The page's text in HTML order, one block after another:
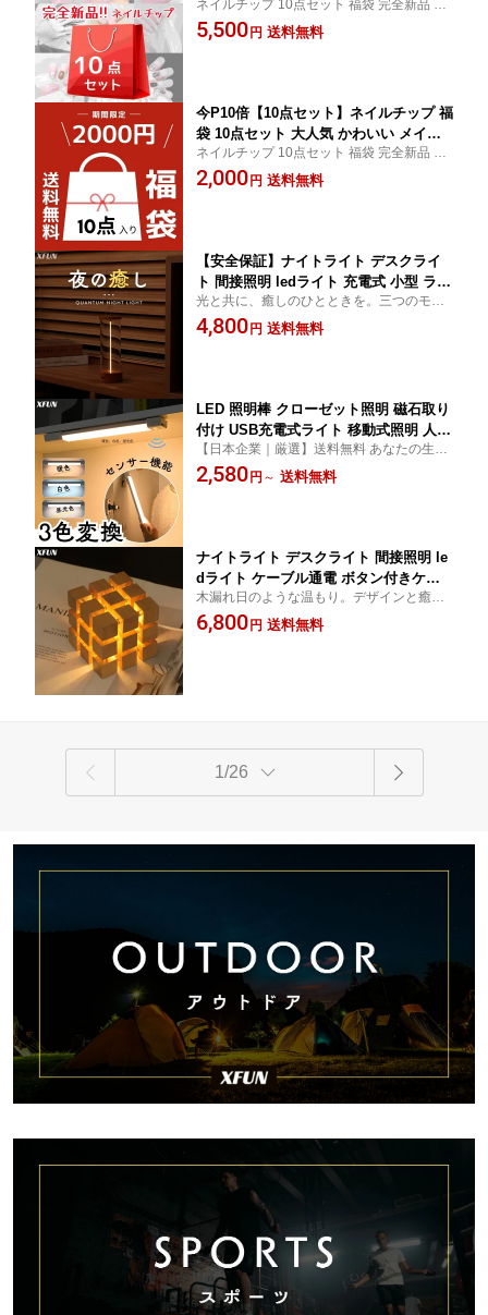
完全新品ショート 三色 光沢感 レディー
ス おうちネイル おうちネイル おうちネ
ネイルチップ 10点セット 福袋 完全新品 シ
ョート 三色 光沢感 レディース おうちネイ
ル 高級感 美人 大人 アート 美しい 秋 冬 披
5,500円 送料無料
今P10倍【10点セット】ネイルチップ 福
袋 10点セット 大人気 かわいい メイク 2
026福袋 ネイルチップ 完全新品 ショー
ト 光沢感 レディース おうちネイル 優
ネイルチップ 10点セット 福袋 完全新品 シ
ョート 三色 光沢感 レディース おうちネイ
ル 高級感 美人 大人 アート 美しい 秋 冬 披
2,000円 送料無料
【安全保証】ナイトライト デスクライ
ト 間接照明 ledライト 充電式 小型 ライ
ト LEDライト 光調整 非常灯 照明 ワン
ボタン 多モード フロントライト かわい
光と共に、癒しのひとときを。三つのモー
ドで自在に調光、木目調デザインの温もり
とともに。厳選輸入品
4,800円 送料無料
LED 照明棒 クローゼット照明 磁石取り
付け USB充電式ライト 移動式照明 人感
センサーライト 間接照明 夜間ライト 照
明バー マグネットLEDライト フットラ
【日本企業｜厳選】送料無料 あなたの生活
を照らす、スマートで多機能な光。いつで
も、どこでも、ジャストフィット。 緊急照
2,580円 ～ 送料無料
ナイトライト デスクライト 間接照明 le
dライト ケーブル通電 ボタン付きケー
ブル 小型 ライト LEDライト 照明 ワン
ボタン フロントライト かわいい おしゃ
木漏れ日のような温もり。デザインと癒し
が溶け合う光のオブジェ。安全 省エネ 間接
照明 デスクライト 送料無料【日本企業】
6,800円 送料無料
1/26